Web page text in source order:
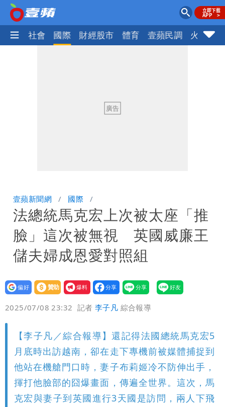
政治 社會 國際 財經股市 體育 壹蘋民調 火線話
壹蘋新聞網 國際
法總統馬克宏上次被太座「推
臉」這次被無視 英國威廉王
儲夫婦成恩愛對照組
設為
贊助
我要
爆料
2025/07/08 23:32 記者李子凡 綜合報導
【李子凡／綜合報導】還記得法國總統馬克宏5
月底時出訪越南，卻在走下專機前被媒體捕捉到
他站在機艙門口時，妻子布莉姬冷不防伸出手，
揮打他臉部的囧爆畫面，傳遍全世界。這次，馬
克宏與妻子到英國進行3天國是訪問，兩人下飛